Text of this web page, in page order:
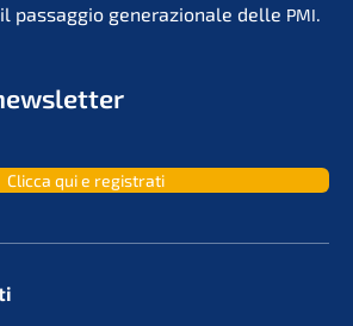
passag­gio genera­zio­na­le delle PMI
Clicca qui e registrati